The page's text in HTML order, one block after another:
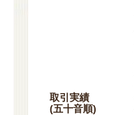
取引実績
(五十音順)